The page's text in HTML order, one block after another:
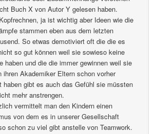
Buch X von Autor Y gelesen haben.
ja ist wichtig aber Ideen wie die
stammen eben aus dem letzten
So etwas demotiviert oft die die es
so gut können weil sie sowieso keine
haben und die die immer gewinnen weil sie
ihren Akademiker Eltern schon vorher
haben gibt es auch das Gefühl sie müssten
mehr anstrengen.
vermittelt man den Kindern einen
von dem es in unserer Gesellschaft
schon zu viel gibt anstelle von Teamwork.